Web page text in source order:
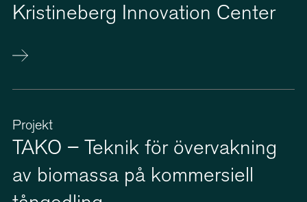
Kristineberg Innovation Center
Projekt
TAKO – Teknik för övervakning
av biomassa på kommersiell